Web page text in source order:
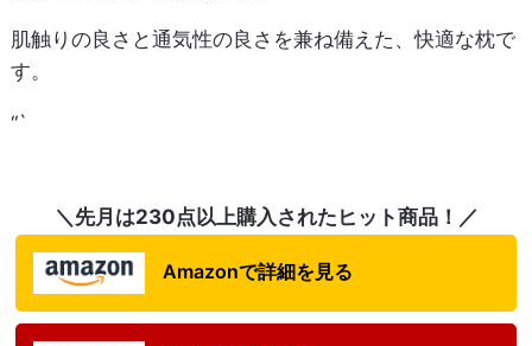
肌触りの良さと通気性の良さを兼ね備えた、快適な枕で
す。
“`
＼先月は230点以上購入されたヒット商品！／
Amazonで詳細を見る